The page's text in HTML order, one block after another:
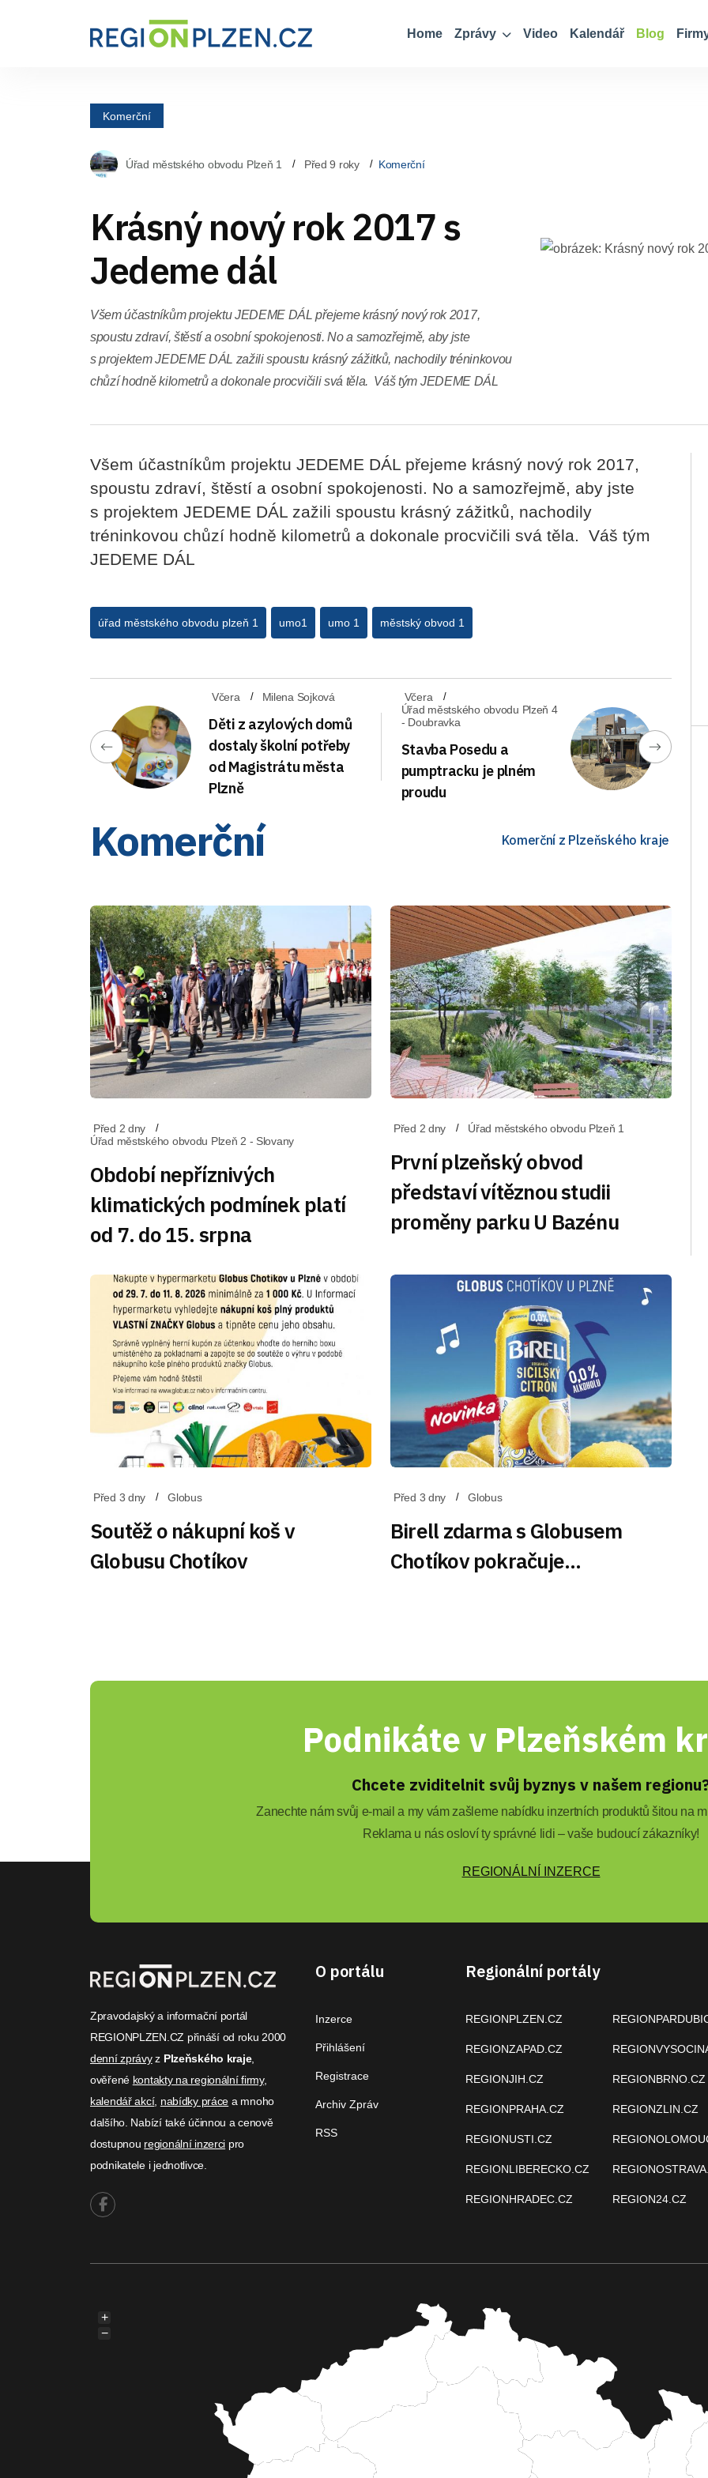
Home Zprávy Video Kalendář Blog
Komerční
Úřad městského obvodu Plzeň 1 Před 9 roky Komerční
Krásný nový rok 2017 s
Jedeme dál
Všem účastníkům projektu JEDEME DÁL přejeme krásný nový rok 2017,
spoustu zdraví, štěstí a osobní spokojenosti. No a samozřejmě, aby jste
s projektem JEDEME DÁL zažili spoustu krásný zážitků, nachodily tréninkovou
chůzí hodně kilometrů a dokonale procvičili svá těla. Váš tým JEDEME DÁL
Všem účastníkům projektu JEDEME DÁL přejeme krásný nový rok 2017,
spoustu zdraví, štěstí a osobní spokojenosti. No a samozřejmě, aby jste
s projektem JEDEME DÁL zažili spoustu krásný zážitků, nachodily
tréninkovou chůzí hodně kilometrů a dokonale procvičili svá těla. Váš tým
JEDEME DÁL
úřad městského obvodu plzeň 1 umo1 umo 1 městský obvod 1
Včera Milena Sojková
Děti z azylových domů
dostaly školní potřeby
od Magistrátu města
Plzně
Včera
Úřad městského obvodu Plzeň 4
- Doubravka
Stavba Posedu a
pumptracku je plném
proudu
Komerční Komerční z Plzeňského kraje
Před 2 dny
Úřad městského obvodu Plzeň 2 - Slovany
Období nepříznivých
klimatických podmínek platí
od 7. do 15. srpna
Před 2 dny Úřad městského obvodu Plzeň 1
První plzeňský obvod
představí vítěznou studii
proměny parku U Bazénu
Před 3 dny Globus
Soutěž o nákupní koš v
Globusu Chotíkov
Před 3 dny Globus
Birell zdarma s Globusem
Chotíkov pokračuje…
Podnikáte v Plzeňském
Chcete zviditelnit svůj byznys v našem
Zanechte nám svůj e-mail a my vám zašleme nabídku inzertních produktů šitou na
Reklama u nás osloví ty správné lidi – vaše budoucí zákazníky!
REGIONÁLNÍ INZERCE
Zpravodajský a informační portál
REGIONPLZEN.CZ přináší od roku 2000
denní zprávyz Plzeňského kraje,
ověřené kontakty na regionální firmy,
kalendář akcí, nabídky práce a mnoho
dalšího. Nabízí také účinnou a cenově
dostupnou regionální inzerci pro
podnikatele i jednotlivce.
O portálu
Inzerce
Přihlášení
Registrace
Archiv Zpráv
RSS
Regionální portály
REGIONPLZEN.CZ
REGIONZAPAD.CZ
REGIONJIH.CZ
REGIONPRAHA.CZ
REGIONUSTI.CZ
REGIONLIBERECKO.CZ
REGIONHRADEC.CZ
REGIONBRNO.CZ
REGIONZLIN.CZ
REGION24.CZ
+
−